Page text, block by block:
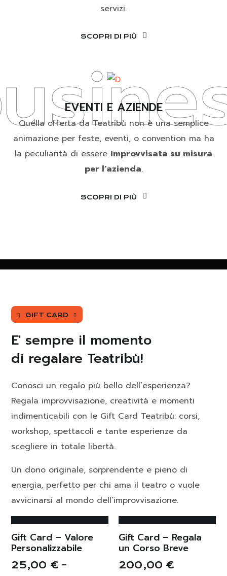
servizi.
SCOPRI DI PIÙ
EVENTI E AZIENDE
Quella offerta da Teatribù non è una semplice
animazione per feste, eventi, o convention ma ha
la peculiarità di essere Improvvisata su misura
per l’azienda.
SCOPRI DI PIÙ
GIFT CARD
E' sempre il momento
di regalare Teatribù!
Conosci un regalo più bello dell’esperienza?
Regala improvvisazione, creatività e momenti
indimenticabili con le Gift Card Teatribù: corsi,
workshop, spettacoli e tante esperienze da
scegliere in totale libertà.
Un dono originale, sorprendente e pieno di
energia, perfetto per chi ama il teatro o vuole
avvicinarsi al mondo dell’improvvisazione.
SELEZIONA
Gift Card – Valore
Personalizzabile
25,00 € -
OFFERTA!
Gift Card – Regala
un Corso Breve
200,00 €